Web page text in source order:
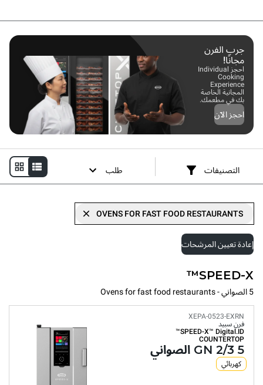
جرب الفرن
مجانًا!
احجز Individual
Cooking
Experience
المجانية الخاصة
بك في مطعمك.
احجز الآن
التصنيفات طلب
OVENS FOR FAST FOOD RESTAURANTS
إعادة تعيين المرشحات
SPEED-X™
5 الصواني - Ovens for fast food restaurants
XEPA-0523-EXRN
فرن سبيد
SPEED-X™ Digital.ID™
COUNTERTOP
5 GN 2/3 الصواني
كهربائي